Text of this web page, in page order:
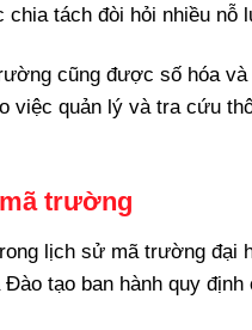
tách đòi hỏi nhiều nỗ
cũng được số hóa
quản lý và tra cứu
trường
lịch sử mã trường đại
tạo ban hành quy